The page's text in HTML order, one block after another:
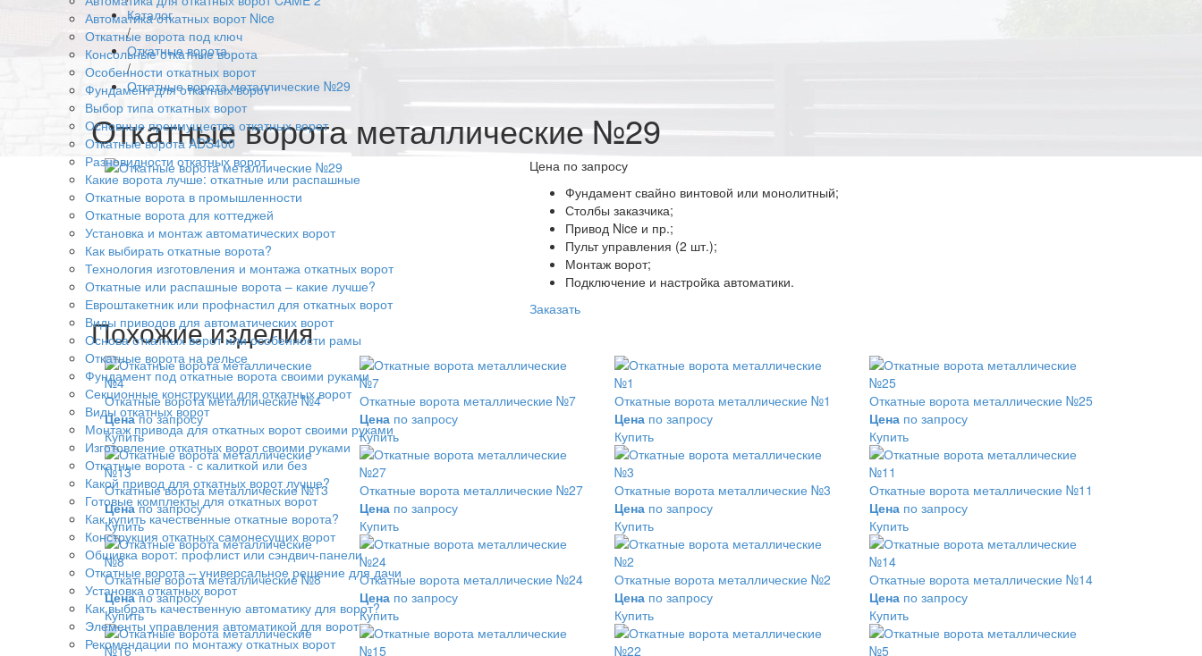
Автоматика откатных ворот Nice
Откатные ворота под ключ
Консольные откатные ворота
Особенности откатных ворот
Фундамент для откатных ворот
Выбор типа откатных ворот
Основные преимущества откатных ворот
Откатные ворота ADS400
Разновидности откатных ворот
Какие ворота лучше: откатные или распашные
Откатные ворота в промышленности
Откатные ворота для коттеджей
Установка и монтаж автоматических ворот
Как выбирать откатные ворота?
Технология изготовления и монтажа откатных ворот
Откатные или распашные ворота – какие лучше?
Евроштакетник или профнастил для откатных ворот
Виды приводов для автоматических ворот
Основа откатных ворот или особенности рамы
Откатные ворота на рельсе
Фундамент под откатные ворота своими руками
Секционные конструкции для откатных ворот
Виды откатных ворот
Монтаж привода для откатных ворот своими руками
Изготовление откатных ворот своими руками
Откатные ворота - с калиткой или без
Какой привод для откатных ворот лучше?
Готовые комплекты для откатных ворот
Как купить качественные откатные ворота?
Конструкция откатных самонесущих ворот
Обшивка ворот: профлист или сэндвич-панели
Откатные ворота – универсальное решение для дачи
Установка откатных ворот
Как выбрать качественную автоматику для ворот?
Элементы управления автоматикой для ворот
Рекомендации по монтажу откатных ворот
Каталог
/
Откатные ворота
/
Откатные ворота металлические №29
Откатные ворота металлические №29
Цена по запросу
Фундамент свайно винтовой или монолитный;
Столбы заказчика;
Привод Nice и пр.;
Пульт управления (2 шт.);
Монтаж ворот;
Подключение и настройка автоматики.
Заказать
Похожие изделия
Откатные ворота металлические №4
Ценапо запросу
Купить
Откатные ворота металлические №7
Цена по запросу
Купить
Откатные ворота металлические №1
Цена по запросу
Купить
Откатные ворота металлические №25
Цена по запросу
Купить
Откатные ворота металлические №13
Ценапо запросу
Купить
Откатные ворота металлические №27
Цена по запросу
Купить
Откатные ворота металлические №3
Цена по запросу
Купить
Откатные ворота металлические №11
Цена по запросу
Купить
Откатные ворота металлические №8
Ценапо запросу
Купить
Откатные ворота металлические №24
Цена по запросу
Купить
Откатные ворота металлические №2
Цена по запросу
Купить
Откатные ворота металлические №14
Цена по запросу
Купить